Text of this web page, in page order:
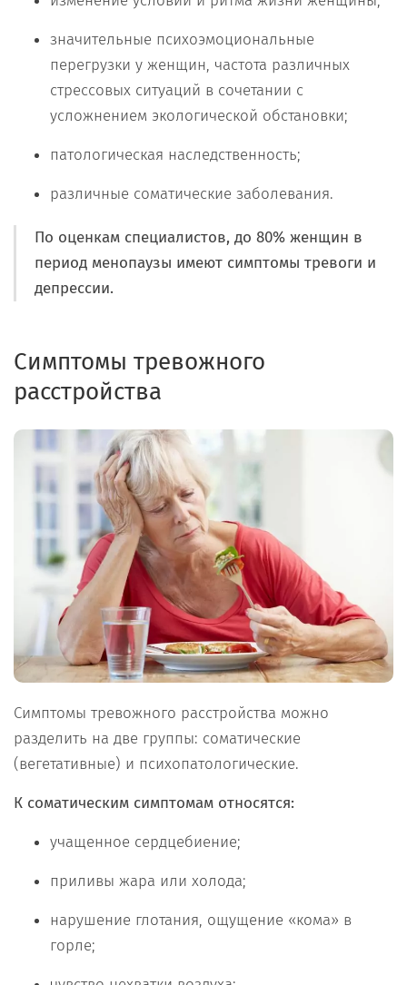
значительные психоэмоциональные
перегрузки у женщин, частота различных
стрессовых ситуаций в сочетании с
усложнением экологической обстановки;
патологическая наследственность;
различные соматические заболевания.
По оценкам специалистов, до 80% женщин в
период менопаузы имеют симптомы тревоги и
депрессии.
Симптомы тревожного
расстройства
Симптомы тревожного расстройства можно
разделить на две группы: соматические
(вегетативные) и психопатологические.
К соматическим симптомам относятся:
учащенное сердцебиение;
приливы жара или холода;
нарушение глотания, ощущение «кома» в
горле;